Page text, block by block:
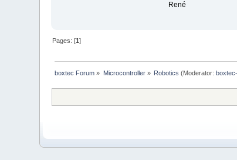
René
Pages: [1]
boxtec Forum » Microcontroller» Robotics (Moderator: